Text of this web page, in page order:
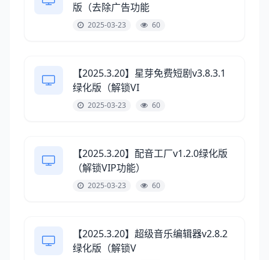
版（去除广告功能
2025-03-23 60
【2025.3.20】星芽免费短剧v3.8.3.1
绿化版（解锁VI
2025-03-23 60
【2025.3.20】配音工厂v1.2.0绿化版
（解锁VIP功能）
2025-03-23 60
【2025.3.20】超级音乐编辑器v2.8.2
绿化版（解锁V